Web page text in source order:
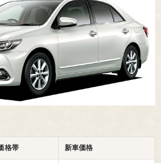
格帯 新車価格